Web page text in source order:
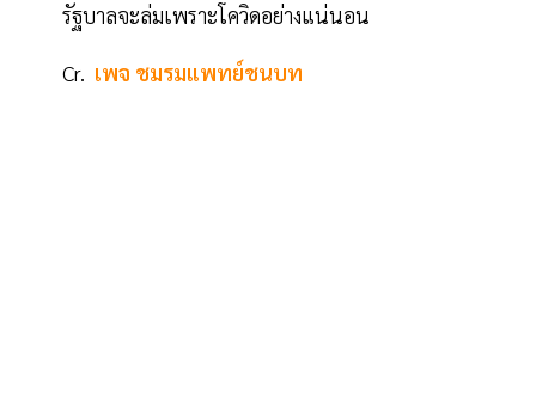
รัฐบาลจะล่มเพราะโควิดอย่างแน่นอน
Cr. เพจ ชมรมแพทย์ชนบท